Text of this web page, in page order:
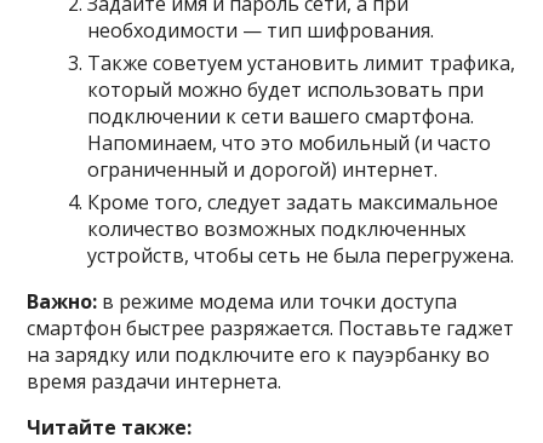
необходимости — тип шифрования.
Также советуем установить лимит трафика,
который можно будет использовать при
подключении к сети вашего смартфона.
Напоминаем, что это мобильный (и часто
ограниченный и дорогой) интернет.
Кроме того, следует задать максимальное
количество возможных подключенных
устройств, чтобы сеть не была перегружена.
Важно: в режиме модема или точки доступа
смартфон быстрее разряжается. Поставьте гаджет
на зарядку или подключите его к пауэрбанку во
время раздачи интернета.
Читайте также: